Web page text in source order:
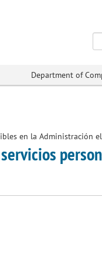
Department of
en la Administración